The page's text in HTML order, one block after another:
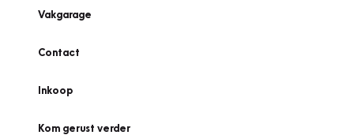
Vakgarage
Contact
Inkoop
Kom gerust verder